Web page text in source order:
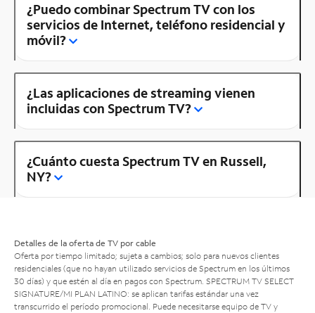
¿Puedo combinar Spectrum TV con los
servicios de Internet, teléfono residencial y
móvil?
¿Las aplicaciones de streaming vienen
incluidas con Spectrum TV?
¿Cuánto cuesta Spectrum TV en Russell,
NY?
Detalles de la oferta de TV por cable
Oferta por tiempo limitado; sujeta a cambios; solo para nuevos clientes
residenciales (que no hayan utilizado servicios de Spectrum en los últimos
30 días) y que estén al día en pagos con Spectrum. SPECTRUM TV SELECT
SIGNATURE/MI PLAN LATINO: se aplican tarifas estándar una vez
transcurrido el período promocional. Puede necesitarse equipo de TV y